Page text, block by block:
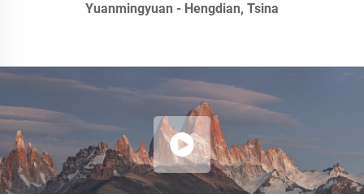
Yuanmingyuan - Hengdian, Tsina